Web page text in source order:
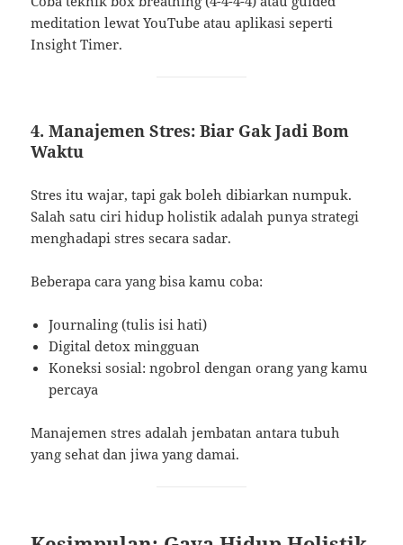
meditation lewat YouTube atau aplikasi seperti
Insight Timer.
4. Manajemen Stres: Biar Gak Jadi Bom
Waktu
Stres itu wajar, tapi gak boleh dibiarkan numpuk.
Salah satu ciri hidup holistik adalah punya strategi
menghadapi stres secara sadar.
Beberapa cara yang bisa kamu coba:
Journaling (tulis isi hati)
Digital detox mingguan
Koneksi sosial: ngobrol dengan orang yang kamu
percaya
Manajemen stres adalah jembatan antara tubuh
yang sehat dan jiwa yang damai.